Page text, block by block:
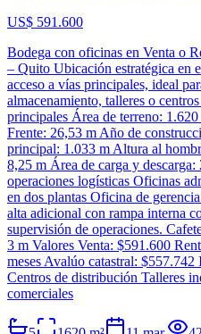
US$ 591.600
Bodega con oficinas en Venta o
– Quito Ubicación estratégica en
acceso a vías principales, ideal
almacenamiento, talleres o
principales Área de terreno:
Frente: 26,53 m Año de
principal: 1.033 m Altura al
8,25 m Área de carga y
operaciones logísticas Oficinas
en dos plantas Oficina de
alta adicional con rampa interna
supervisión de operaciones.
3 m Valores Venta: $591.600
meses Avalúo catastral: $557.742
Centros de distribución Talleres
comerciales